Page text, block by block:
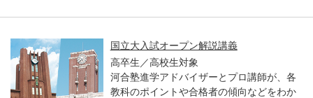
国立大入試オープン解説講義
高卒生／高校生対象
河合塾進学アドバイザーとプロ講師が、各
教科のポイントや合格者の傾向などをわか